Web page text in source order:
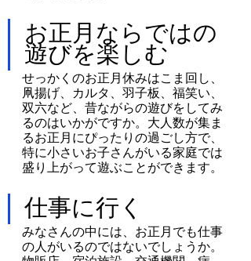
お正月ならではの
遊びを楽しむ
せっかくのお正月休みはこま回し、
凧揚げ、カルタ、羽子板、福笑い、
双六など、昔ながらの遊びをしてみ
るのはいかがですか。大人数が集ま
るお正月にぴったりの過ごし方で、
特に小さいお子さんがいる家庭では
盛り上がって遊ぶことができます。
仕事に行く
みなさんの中には、お正月でも仕事
の人がいるのではないでしょうか。